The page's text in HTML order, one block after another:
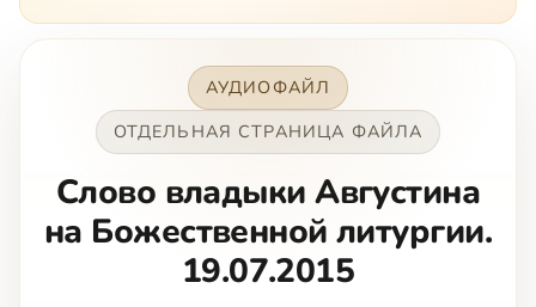
она нужна была вчера: в приеме лекарств образовался
АУДИОФАЙЛ
ОТДЕЛЬНАЯ СТРАНИЦА ФАЙЛА
Слово владыки Августина
на Божественной литургии.
19.07.2015